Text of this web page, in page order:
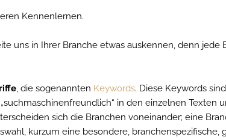
Kennenlernen.
uns in Ihrer Branche etwas auskennen, denn jede
, die sogenannten Keywords. Diese Keywords
in den einzelnen Texten
sich die Branchen voneinander; eine
kurzum eine besondere, branchenspezifische,